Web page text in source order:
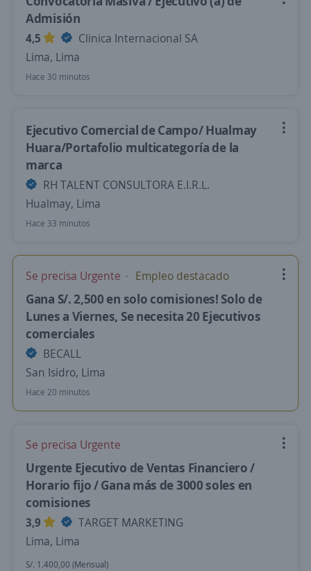
Admisión
4,5
Clinica Internacional SA
Lima, Lima
Hace 30 minutos
Ejecutivo Comercial de Campo/ Hualmay
Huara/Portafolio multicategoría de la
marca
RH TALENT CONSULTORA E.I.R.L.
Hualmay, Lima
Hace 33 minutos
Se precisa Urgente Empleo destacado
Gana S/. 2,500 en solo comisiones! Solo de
Lunes a Viernes, Se necesita 20 Ejecutivos
comerciales
BECALL
San Isidro, Lima
Hace 20 minutos
Se precisa Urgente
Urgente Ejecutivo de Ventas Financiero /
Horario fijo / Gana más de 3000 soles en
comisiones
3,9
TARGET MARKETING
Lima, Lima
S/. 1.400,00 (Mensual)